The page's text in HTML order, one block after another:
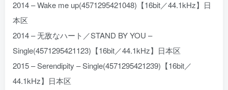
2014 – Wake me up(4571295421048)【16bit／44.1kHz】日
本区
2014 – 无敌なハート／STAND BY YOU –
Single(4571295421123)【16bit／44.1kHz】日本区
2015 – Serendipity – Single(4571295421239)【16bit／
44.1kHz】日本区